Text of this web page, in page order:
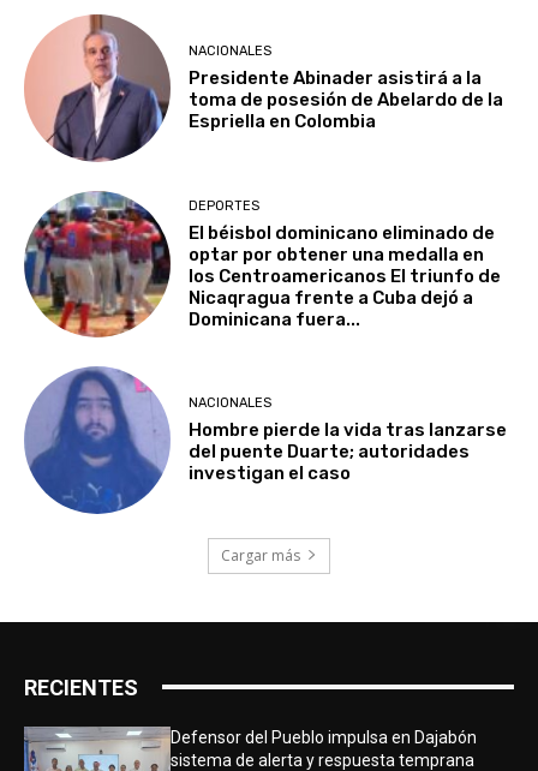
NACIONALES
Presidente Abinader asistirá a la
toma de posesión de Abelardo de la
Espriella en Colombia
DEPORTES
El béisbol dominicano eliminado de
optar por obtener una medalla en
los Centroamericanos El triunfo de
Nicaqragua frente a Cuba dejó a
Dominicana fuera...
NACIONALES
Hombre pierde la vida tras lanzarse
del puente Duarte; autoridades
investigan el caso
Cargar más
RECIENTES
Defensor del Pueblo impulsa en Dajabón
sistema de alerta y respuesta temprana